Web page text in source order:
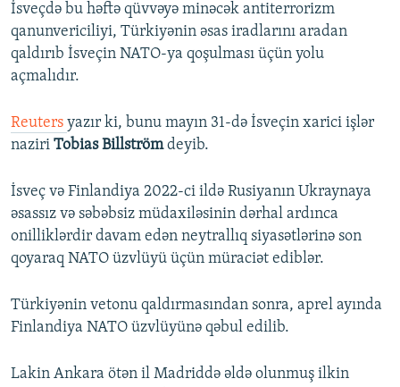
XƏBƏR BÜLLETENLƏRIMIZ
İsveçdə bu həftə qüvvəyə minəcək antiterrorizm
qanunvericiliyi, Türkiyənin əsas iradlarını aradan
qaldırıb İsveçin NATO-ya qoşulması üçün yolu
açmalıdır.
Reuters yazır ki, bunu mayın 31-də İsveçin xarici işlər
naziri Tobias Billströmdeyib.
İsveç və Finlandiya 2022-ci ildə Rusiyanın Ukraynaya
əsassız və səbəbsiz müdaxiləsinin dərhal ardınca
onilliklərdir davam edən neytrallıq siyasətlərinə son
qoyaraq NATO üzvlüyü üçün müraciət ediblər.
Türkiyənin vetonu qaldırmasından sonra, aprel ayında
Finlandiya NATO üzvlüyünə qəbul edilib.
Lakin Ankara ötən il Madriddə əldə olunmuş ilkin